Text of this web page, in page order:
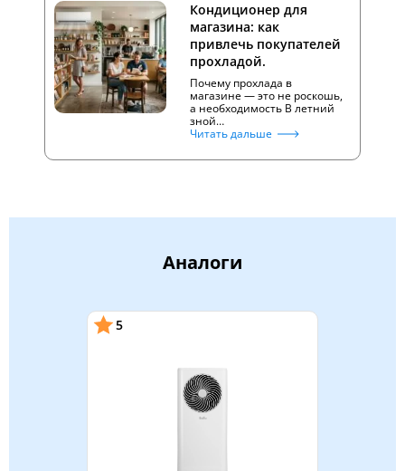
Кондиционер для
магазина: как
привлечь покупателей
прохладой.
Почему прохлада в
магазине — это не роскошь,
а необходимость В летний
зной…
Читать дальше
Аналоги
5